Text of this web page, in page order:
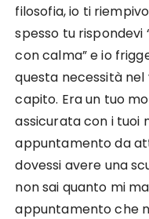
filosofia, io ti
spesso tu rispondevi
con calma” e io
questa necessità
capito. Era un tuo
assicurata con i tuoi
appuntamento da
dovessi avere una
non sai quanto mi
appuntamento che